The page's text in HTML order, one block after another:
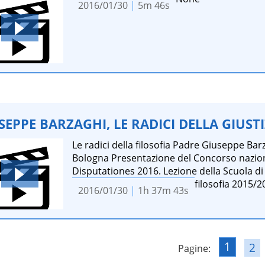
2016/01/30 | 5m 46s
BARZAGHI, LE RADICI DELLA
Le radici della filosofia Padre Giuseppe
Bologna Presentazione del Concorso
Disputationes 2016. Lezione della Scuola
filosofia 2015/
2016/01/30 | 1h 37m 43s
Pagine: 1 2